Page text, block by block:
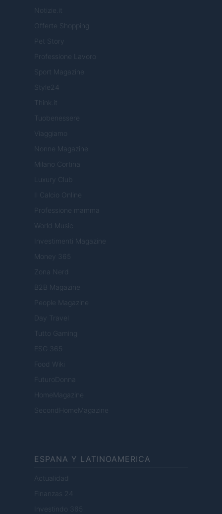
Notizie.it
Offerte Shopping
Pet Story
Professione Lavoro
Sport Magazine
Style24
Think.it
Tuobenessere
Viaggiamo
Nonne Magazine
Milano Cortina
Luxury Club
Il Calcio Online
Professione mamma
World Music
Investimenti Magazine
Money 365
Zona Nerd
B2B Magazine
People Magazine
Day Travel
Tutto Gaming
ESG 365
Food Wiki
FuturoDonna
HomeMagazine
SecondHomeMagazine
ESPANA Y LATINOAMERICA
Actualidad
Finanzas 24
Investindo 365